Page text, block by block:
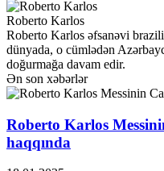
Roberto Karlos
Roberto Karlos əfsanəvi
dünyada, o cümlədən
doğurmağa davam edir.
Ən son xəbərlər
Roberto Karlos
haqqında